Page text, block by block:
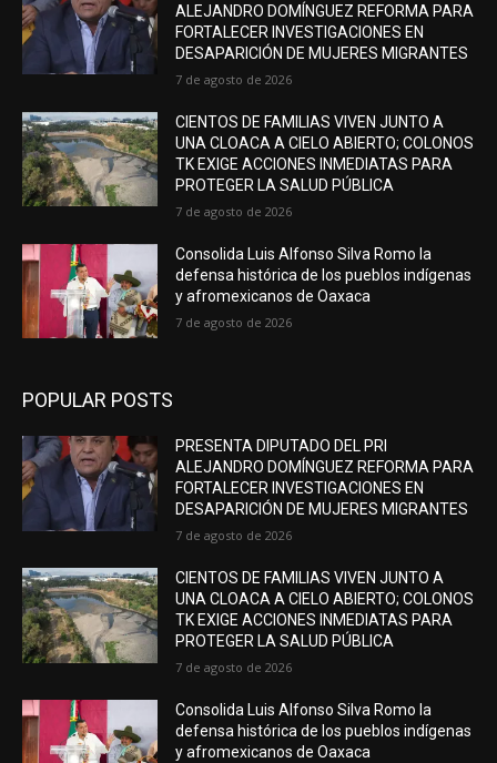
ALEJANDRO DOMÍNGUEZ REFORMA PARA
FORTALECER INVESTIGACIONES EN
DESAPARICIÓN DE MUJERES MIGRANTES
7 de agosto de 2026
CIENTOS DE FAMILIAS VIVEN JUNTO A
UNA CLOACA A CIELO ABIERTO; COLONOS
TK EXIGE ACCIONES INMEDIATAS PARA
PROTEGER LA SALUD PÚBLICA
7 de agosto de 2026
Consolida Luis Alfonso Silva Romo la
defensa histórica de los pueblos indígenas
y afromexicanos de Oaxaca
7 de agosto de 2026
POPULAR POSTS
PRESENTA DIPUTADO DEL PRI
ALEJANDRO DOMÍNGUEZ REFORMA PARA
FORTALECER INVESTIGACIONES EN
DESAPARICIÓN DE MUJERES MIGRANTES
7 de agosto de 2026
CIENTOS DE FAMILIAS VIVEN JUNTO A
UNA CLOACA A CIELO ABIERTO; COLONOS
TK EXIGE ACCIONES INMEDIATAS PARA
PROTEGER LA SALUD PÚBLICA
7 de agosto de 2026
Consolida Luis Alfonso Silva Romo la
defensa histórica de los pueblos indígenas
y afromexicanos de Oaxaca